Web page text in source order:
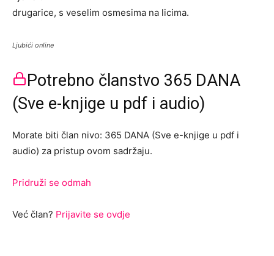
drugarice, s veselim osmesima na licima.
Ljubići online
Potrebno članstvo 365 DANA
(Sve e-knjige u pdf i audio)
Morate biti član nivo: 365 DANA (Sve e-knjige u pdf i
audio) za pristup ovom sadržaju.
Pridruži se odmah
Već član? Prijavite se ovdje